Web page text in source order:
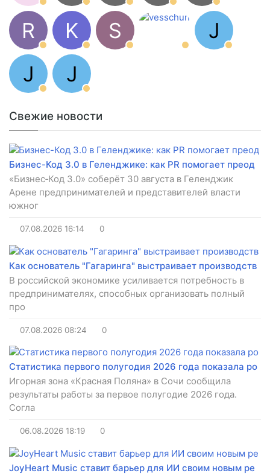
R
K S
J
J
J
Свежие новости
Бизнес-Код 3.0 в Геленджике: как PR помогает преод
«Бизнес‑Код 3.0» соберёт 30 августа в Геленджик
Арене предпринимателей и представителей власти
южног
07.08.2026 16:14 0
Как основатель "Гагаринга" выстраивает производств
В российской экономике усиливается потребность в
предпринимателях, способных организовать полный
про
07.08.2026 08:24 0
Статистика первого полугодия 2026 года показала ро
Игорная зона «Красная Поляна» в Сочи сообщила
результаты работы за первое полугодие 2026 года.
Согла
06.08.2026 18:19 0
JoyHeart Music ставит барьер для ИИ своим новым ре